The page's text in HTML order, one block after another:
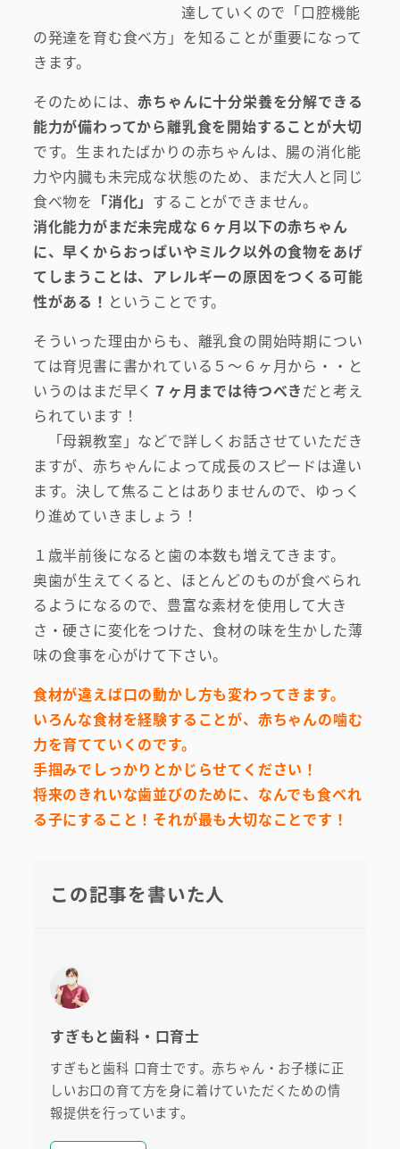
達していくので「口腔機能
の発達を育む食べ方」を知ることが重要になって
きます。
そのためには、赤ちゃんに十分栄養を分解できる
能力が備わってから離乳食を開始することが大切
です。生まれたばかりの赤ちゃんは、腸の消化能
力や内臓も未完成な状態のため、まだ大人と同じ
食べ物を 「消化」 することができません。
消化能力がまだ未完成な６ヶ月以下の赤ちゃん
に、早くからおっぱいやミルク以外の食物をあげ
てしまうことは、アレルギーの原因をつくる可能
性がある！ ということです。
そういった理由からも、離乳食の開始時期につい
ては育児書に書かれている５～６ヶ月から・・と
いうのはまだ早く ７ヶ月までは待つべきだと考え
られています！
「母親教室」などで詳しくお話させていただき
ますが、赤ちゃんによって成長のスピードは違い
ます。決して焦ることはありませんので、ゆっく
り進めていきましょう！
１歳半前後になると歯の本数も増えてきます。
奥歯が生えてくると、ほとんどのものが食べられ
るようになるので、豊富な素材を使用して大き
さ・硬さに変化をつけた、食材の味を生かした薄
味の食事を心がけて下さい。
食材が違えば口の動かし方も変わってきます。
いろんな食材を経験することが、赤ちゃんの噛む
力を育てていくのです。
手掴みでしっかりとかじらせてください！
将来のきれいな歯並びのために、なんでも食べれ
る子にすること！それが最も大切なことです！
この記事を書いた人
すぎもと歯科・口育士
すぎもと歯科 口育士です。赤ちゃん・お子様に正
しいお口の育て方を身に着けていただくための情
報提供を行っています。